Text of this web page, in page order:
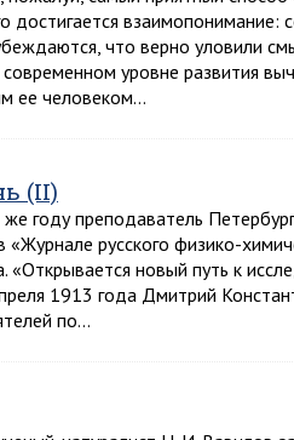
достигается взаимопонимание:
что верно уловили
уровне развития
ее человеком…
(II)
году преподаватель
русского физико-
новый путь к
1913 года Дмитрий
по…